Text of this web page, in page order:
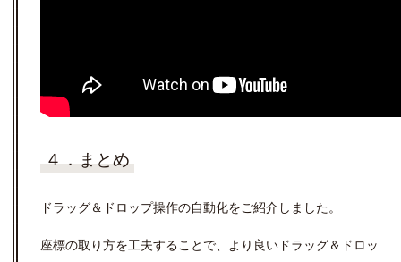
４．まとめ
ドラッグ＆ドロップ操作の自動化をご紹介しました。
座標の取り方を工夫することで、より良いドラッグ＆ドロッ